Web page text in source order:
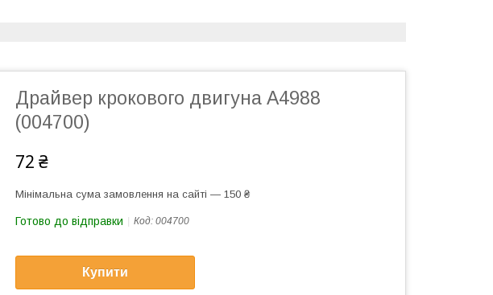
Драйвер крокового двигуна A4988
(004700)
72 ₴
Мінімальна сума замовлення на сайті — 150 ₴
Готово до відправки Код: 004700
Купити